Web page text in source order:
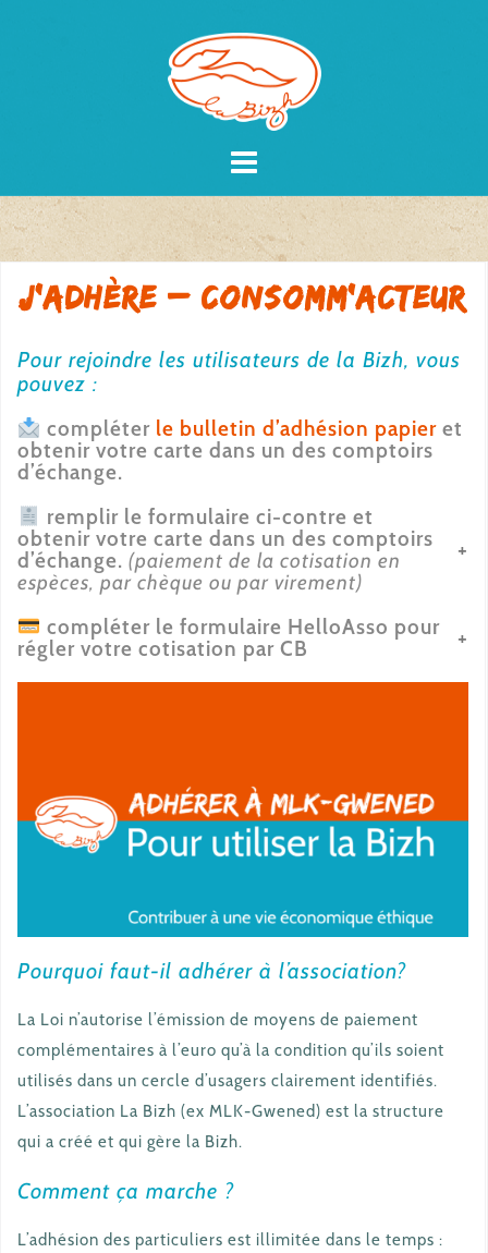
J’adhère – Consomm’acteur
Pour rejoindre les utilisateurs de la Bizh, vous
pouvez :
compléter le bulletin d’adhésion papieret
obtenir votre carte dans un des comptoirs
d’échange.
remplir le formulaire ci-contre et
obtenir votre carte dans un des comptoirs
d’échange. (paiement de la cotisation en
espèces, par chèque ou par virement)
compléter le formulaire HelloAsso pour
régler votre cotisation par CB
Pourquoi faut-il adhérer à l’association?
La Loi n’autorise l’émission de moyens de paiement
complémentaires à l’euro qu’à la condition qu’ils soient
utilisés dans un cercle d’usagers clairement identifiés.
L’association La Bizh (ex MLK-Gwened) est la structure
qui a créé et qui gère la Bizh.
Comment ça marche ?
L’adhésion des particuliers est illimitée dans le temps :